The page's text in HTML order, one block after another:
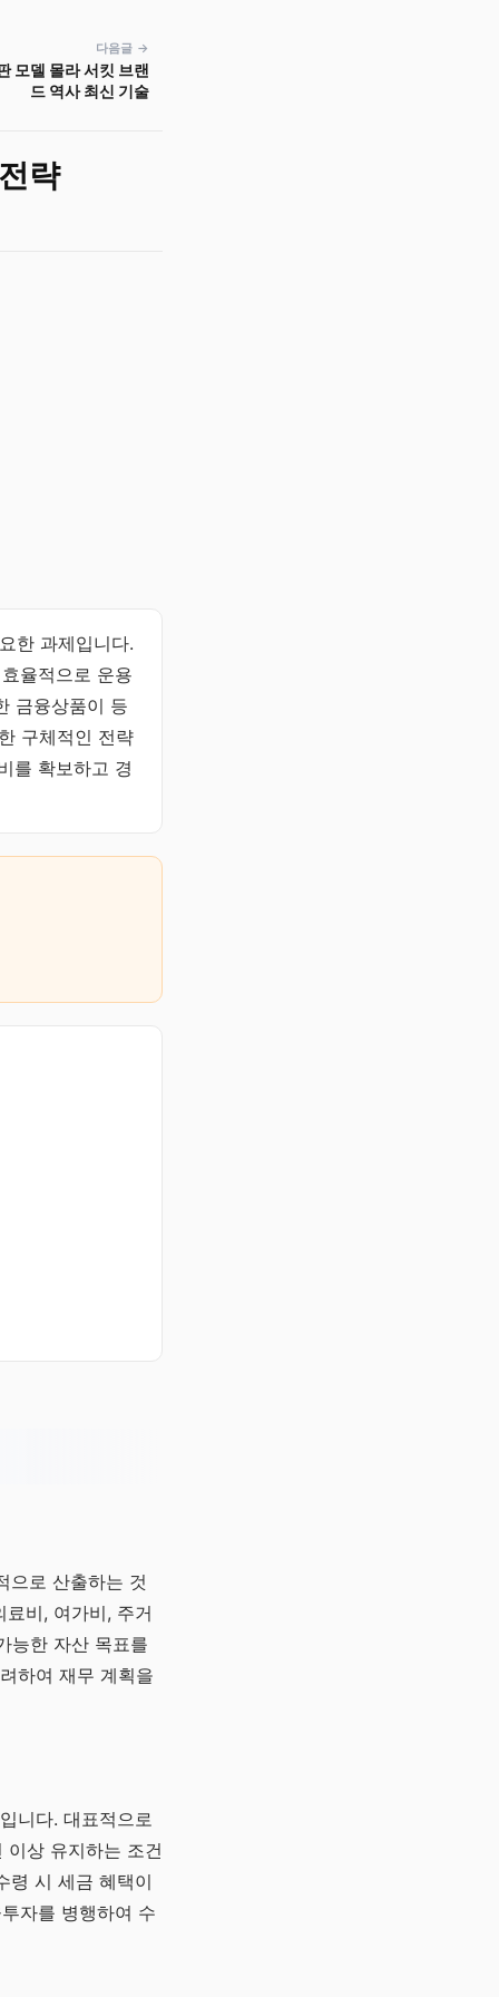
다음글 →
모델 몰라 서킷 브랜
드 역사 최신 기술
략
한 과제입니다.
율적으로 운용
금융상품이 등
구체적인 전략
를 확보하고 경
으로 산출하는 것
비, 여가비, 주거
능한 자산 목표를
하여 재무 계획을
니다. 대표적으로
이상 유지하는 조건
령 시 세금 혜택이
자를 병행하여 수